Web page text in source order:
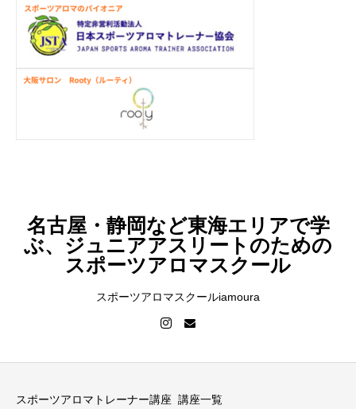
名古屋・静岡など東海エリアで学
ぶ、ジュニアアスリートのための
スポーツアロマスクール
スポーツアロマスクールiamoura
スポーツアロマトレーナー講座 講座一覧